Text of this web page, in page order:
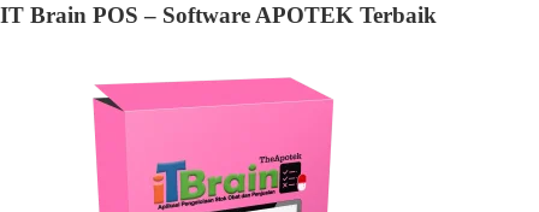
IT Brain POS – Software APOTEK Terbaik